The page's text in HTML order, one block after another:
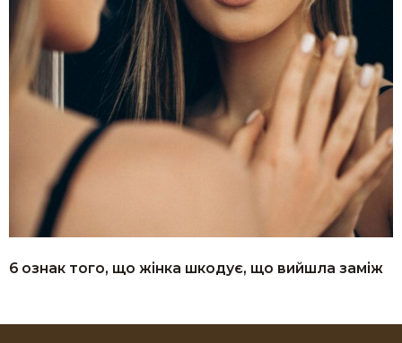
6 ознак того, що жінка шкодує, що вийшла заміж